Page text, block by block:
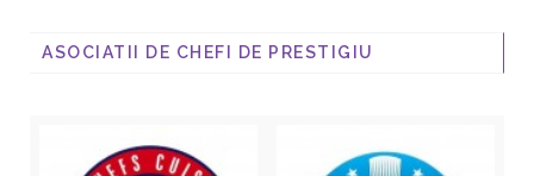
ASOCIATII DE CHEFI DE PRESTIGIU